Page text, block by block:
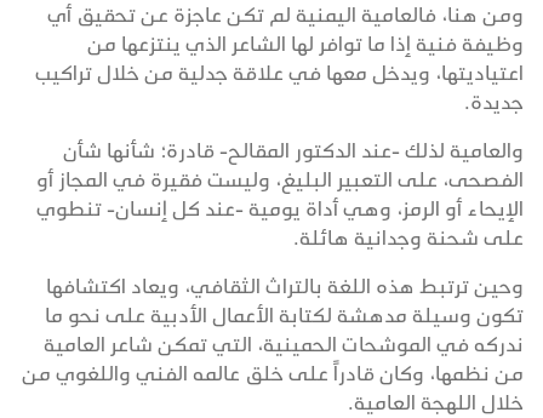
ومن هنا، فالعامية اليمنية لم تكن عاجزة عن تحقيق أي
وظيفة فنية إذا ما توافر لها الشاعر الذي ينتزعها من
اعتياديتها، ويدخل معها في علاقة جدلية من خلال تراكيب
جديدة.
والعامية لذلك -عند الدكتور المقالح- قادرة؛ شأنها شأن
الفصحى، على التعبير البليغ، وليست فقيرة في المجاز أو
الإيحاء أو الرمز، وهي أداة يومية -عند كل إنسان- تنطوي
على شحنة وجدانية هائلة.
‏وحين ترتبط هذه اللغة بالتراث الثقافي، ويعاد اكتشافها
تكون وسيلة مدهشة لكتابة الأعمال الأدبية على نحو ما
ندركه في الموشحات الحمينية، التي تمكن شاعر العامية
من نظمها، وكان قادراً على خلق عالمه الفني واللغوي من
خلال اللهجة العامية.